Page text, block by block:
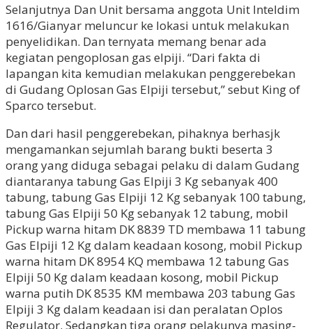
Selanjutnya Dan Unit bersama anggota Unit Inteldim
1616/Gianyar meluncur ke lokasi untuk melakukan
penyelidikan. Dan ternyata memang benar ada
kegiatan pengoplosan gas elpiji. “Dari fakta di
lapangan kita kemudian melakukan penggerebekan
di Gudang Oplosan Gas Elpiji tersebut,” sebut King of
Sparco tersebut.
Dan dari hasil penggerebekan, pihaknya berhasjk
mengamankan sejumlah barang bukti beserta 3
orang yang diduga sebagai pelaku di dalam Gudang
diantaranya tabung Gas Elpiji 3 Kg sebanyak 400
tabung, tabung Gas Elpiji 12 Kg sebanyak 100 tabung,
tabung Gas Elpiji 50 Kg sebanyak 12 tabung, mobil
Pickup warna hitam DK 8839 TD membawa 11 tabung
Gas Elpiji 12 Kg dalam keadaan kosong, mobil Pickup
warna hitam DK 8954 KQ membawa 12 tabung Gas
Elpiji 50 Kg dalam keadaan kosong, mobil Pickup
warna putih DK 8535 KM membawa 203 tabung Gas
Elpiji 3 Kg dalam keadaan isi dan peralatan Oplos
Regulator. Sedangkan tiga orang pelakunya masing-